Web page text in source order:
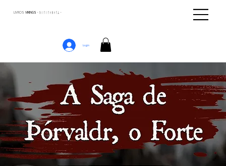
LIVROS VIKINGS · ᚢᛁᚴᛁᚴᛅᛒᛅᚴᛦ ·
Login